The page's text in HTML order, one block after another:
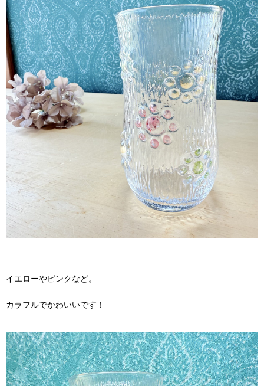
イエローやピンクなど。
カラフルでかわいいです！